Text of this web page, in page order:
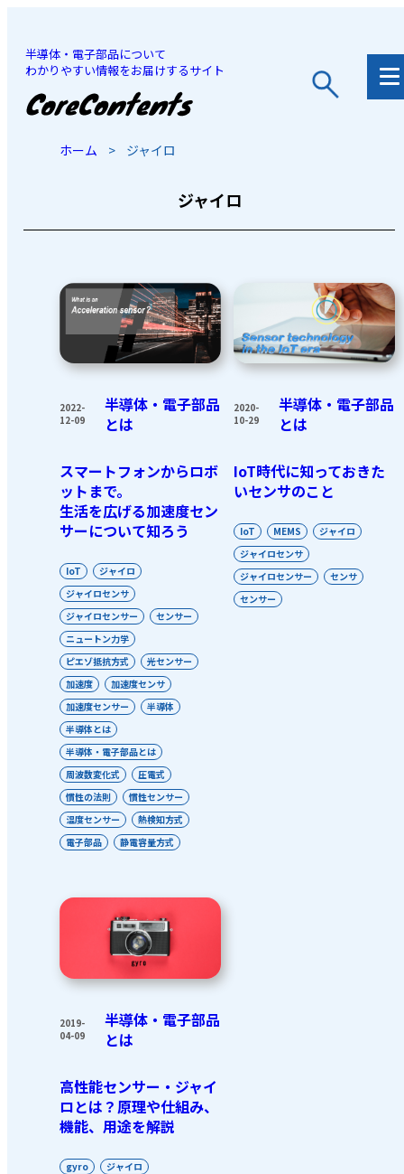
半導体・電子部品について
わかりやすい情報をお届けするサイト
JP
ホーム > ジャイロ
ジャイロ
2022-
12-09
半導体・電子部品
とは
スマートフォンからロボ
ットまで。
生活を広げる加速度セン
サーについて知ろう
IoT
ジャイロ
ジャイロセンサ
ジャイロセンサー
センサー
ニュートン力学
ピエゾ抵抗方式
光センサー
加速度
加速度センサ
加速度センサー
半導体
半導体とは
半導体・電子部品とは
周波数変化式
圧電式
慣性の法則
慣性センサー
温度センサー
熱検知方式
電子部品
静電容量方式
2020-
10-29
半導体・電子部品
とは
IoT時代に知っておきた
いセンサのこと
IoT MEMS
ジャイロ
ジャイロセンサ
ジャイロセンサー
センサ
センサー
2019-
04-09
半導体・電子部品
とは
高性能センサー・ジャイ
ロとは？原理や仕組み、
機能、用途を解説
gyro
ジャイロ